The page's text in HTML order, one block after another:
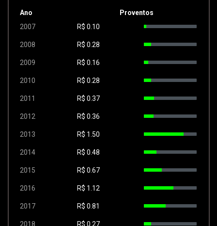
Ano
Proventos
2007
R$ 0.10
2008 R$ 0.28
2009 R$ 0.16
2010 R$ 0.28
2011 R$ 0.37
2012 R$ 0.36
2013 R$ 1.50
2014 R$ 0.48
2015 R$ 0.67
2016 R$ 1.12
2017 R$ 0.81
2018 R$ 0.27